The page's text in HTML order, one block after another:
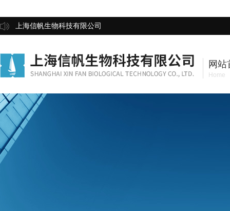
上海信帆生物科技有限公司
网站
Home